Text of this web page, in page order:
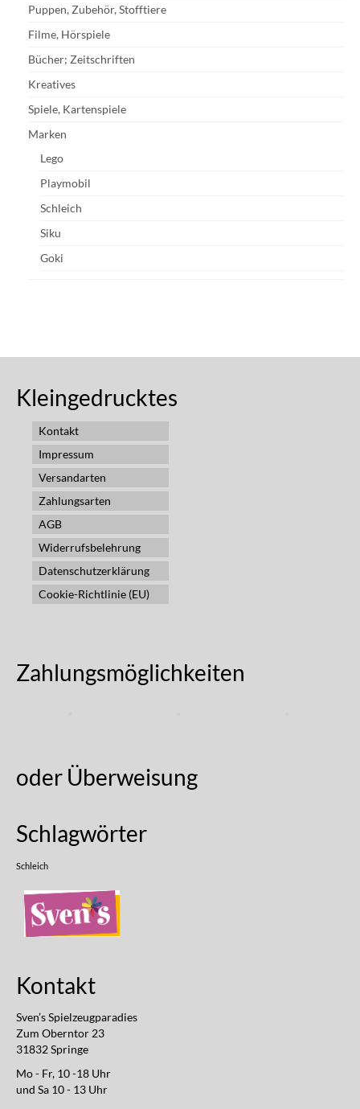
Puppen, Zubehör, Stofftiere
Filme, Hörspiele
Bücher; Zeitschriften
Kreatives
Spiele, Kartenspiele
Marken
Lego
Playmobil
Schleich
Siku
Goki
Kleingedrucktes
Kontakt
Impressum
Versandarten
Zahlungsarten
AGB
Widerrufsbelehrung
Datenschutzerklärung
Cookie-Richtlinie (EU)
Zahlungsmöglichkeiten
oder Überweisung
Schlagwörter
Schleich
Kontakt
Sven’s Spielzeugparadies
Zum Oberntor 23
31832 Springe
Mo - Fr, 10 -18 Uhr
und Sa 10 - 13 Uhr